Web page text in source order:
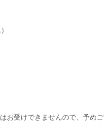
お受けできませんので、予めご